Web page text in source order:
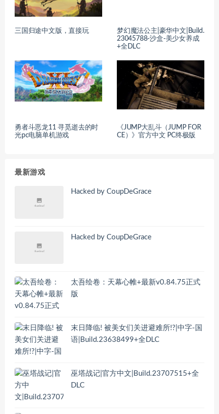
三国归途中文版，直接玩
梦幻魔法公主|豪华中文|Build.
23045788-沙盒-美少女养成
+全DLC
勇者斗恶龙11 寻觅逝去的时
光pc电脑单机游戏
《JUMP大乱斗（JUMP FOR
CE）》官方中文 PC终极版
最新游戏
Hacked by CoupDeGrace
Hacked by CoupDeGrace
太吾绘卷：天幕心帷+最新v0.84.75正式
版
末日降临! 被美女们关进避难所!?|中字-国
语|Build.23638499+全DLC
巫塔战记|官方中文|Build.23707515+全
DLC